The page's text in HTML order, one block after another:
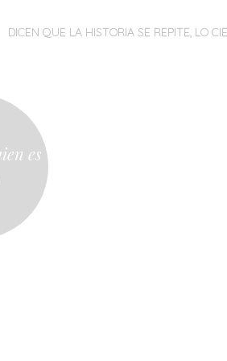
DICEN QUE LA HISTORIA SE REPITE, LO
es